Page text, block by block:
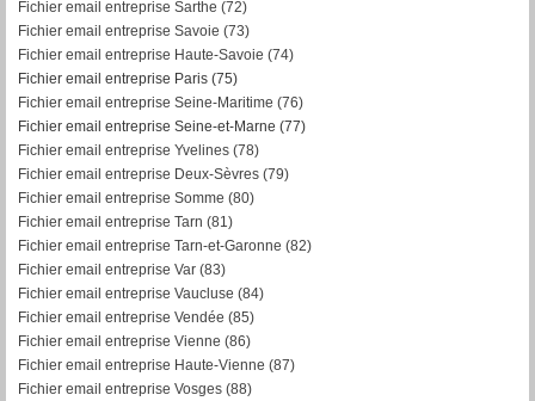
Fichier email entreprise Sarthe (72)
Fichier email entreprise Savoie (73)
Fichier email entreprise Haute-Savoie (74)
Fichier email entreprise Paris (75)
Fichier email entreprise Seine-Maritime (76)
Fichier email entreprise Seine-et-Marne (77)
Fichier email entreprise Yvelines (78)
Fichier email entreprise Deux-Sèvres (79)
Fichier email entreprise Somme (80)
Fichier email entreprise Tarn (81)
Fichier email entreprise Tarn-et-Garonne (82)
Fichier email entreprise Var (83)
Fichier email entreprise Vaucluse (84)
Fichier email entreprise Vendée (85)
Fichier email entreprise Vienne (86)
Fichier email entreprise Haute-Vienne (87)
Fichier email entreprise Vosges (88)